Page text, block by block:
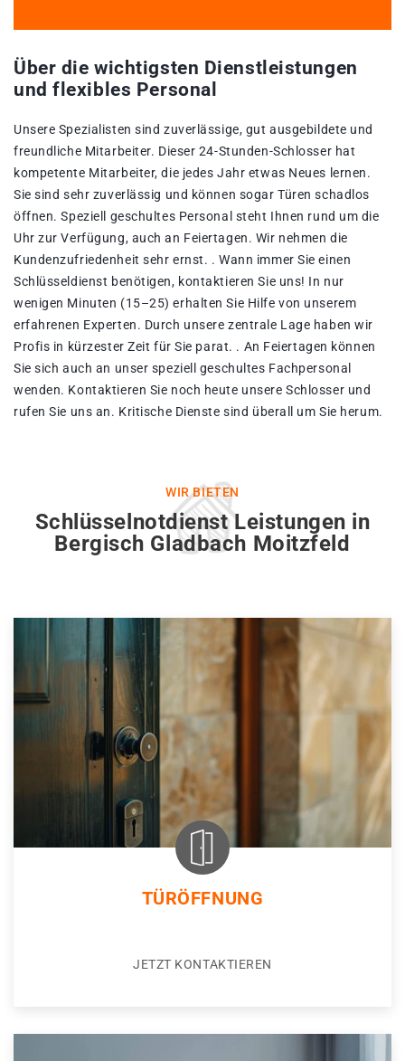
Über die wichtigsten Dienstleistungen
und flexibles Personal
Unsere Spezialisten sind zuverlässige, gut ausgebildete und
freundliche Mitarbeiter. Dieser 24-Stunden-Schlosser hat
kompetente Mitarbeiter, die jedes Jahr etwas Neues lernen.
Sie sind sehr zuverlässig und können sogar Türen schadlos
öffnen. Speziell geschultes Personal steht Ihnen rund um die
Uhr zur Verfügung, auch an Feiertagen. Wir nehmen die
Kundenzufriedenheit sehr ernst. . Wann immer Sie einen
Schlüsseldienst benötigen, kontaktieren Sie uns! In nur
wenigen Minuten (15–25) erhalten Sie Hilfe von unserem
erfahrenen Experten. Durch unsere zentrale Lage haben wir
Profis in kürzester Zeit für Sie parat. . An Feiertagen können
Sie sich auch an unser speziell geschultes Fachpersonal
wenden. Kontaktieren Sie noch heute unsere Schlosser und
rufen Sie uns an. Kritische Dienste sind überall um Sie herum.
WIR BIETEN
Schlüsselnotdienst Leistungen in
Bergisch Gladbach Moitzfeld
TÜRÖFFNUNG
JETZT KONTAKTIEREN